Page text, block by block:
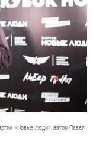
«Новые люди», автор Павел